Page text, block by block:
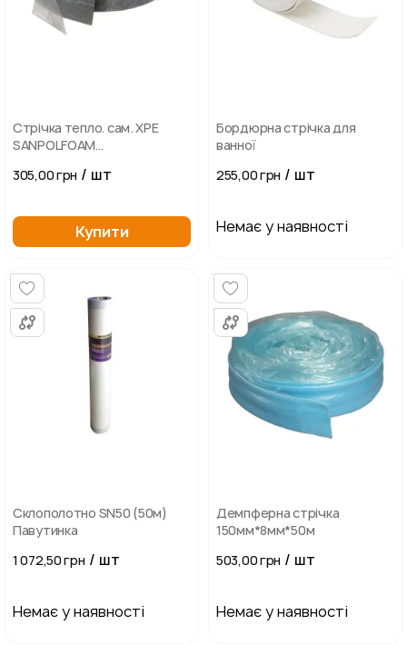
Стрічка тепло. сам. XPE
SANPOLFOAM
305,00 грн / шт
Купити
Бордюрна стрічка для
ванної
255,00 грн / шт
Немає у наявності
Склополотно SN50 (50м)
Павутинка
1 072,50 грн / шт
Немає у наявності
Демпферна стрічка
150мм*8мм*50м
503,00 грн / шт
Немає у наявності